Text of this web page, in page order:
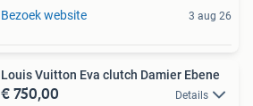
Bezoek website 3 aug 26
Louis Vuitton Eva clutch Damier Ebene
€ 750,00 Details